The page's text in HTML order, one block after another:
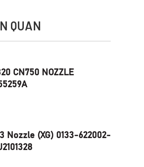
QUAN
CN750 NOZZLE
Nozzle (XG) 0133-622002-